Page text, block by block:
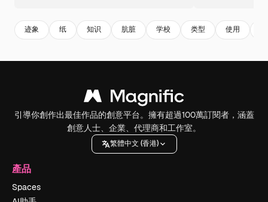
迹象 纸 知识 肮脏 学校 类型 使用
引導你創作出最佳作品的創意平台。擁有超過100萬訂閱者，涵蓋
創意人士、企業、代理商和工作室。
繁體中文 (香港)
產品
Spaces